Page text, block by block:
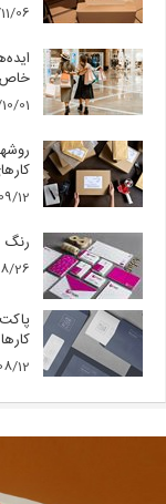
06
خاص
01
12
رنگ
26
کارها
12